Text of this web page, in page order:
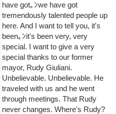
have got｡ﾝwe have got
tremendously talented people up
here. And I want to tell you, it's
been｡ﾝit's been very, very
special. I want to give a very
special thanks to our former
mayor, Rudy Giuliani.
Unbelievable. Unbelievable. He
traveled with us and he went
through meetings. That Rudy
never changes. Where's Rudy?